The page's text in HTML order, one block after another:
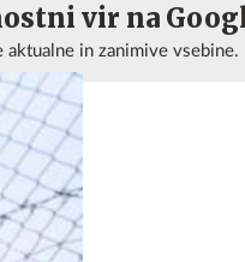
vir na
in zanimive vsebine.